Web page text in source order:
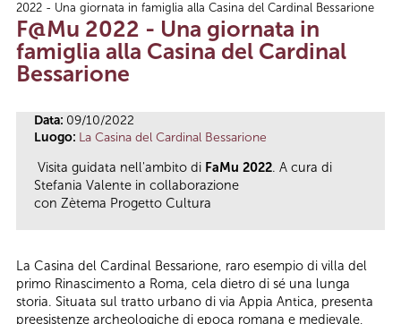
Tu sei qui
2022 - Una giornata in famiglia alla Casina del Cardinal Bessarione
F@Mu 2022 - Una giornata in
famiglia alla Casina del Cardinal
Bessarione
Data: 09/10/2022
Luogo: La Casina del Cardinal Bessarione
Visita guidata nell'ambito di FaMu 2022. A cura di
Stefania Valente in collaborazione
con Zètema Progetto Cultura
La Casina del Cardinal Bessarione, raro esempio di villa del
primo Rinascimento a Roma, cela dietro di sé una lunga
storia. Situata sul tratto urbano di via Appia Antica, presenta
preesistenze archeologiche di epoca romana e medievale,